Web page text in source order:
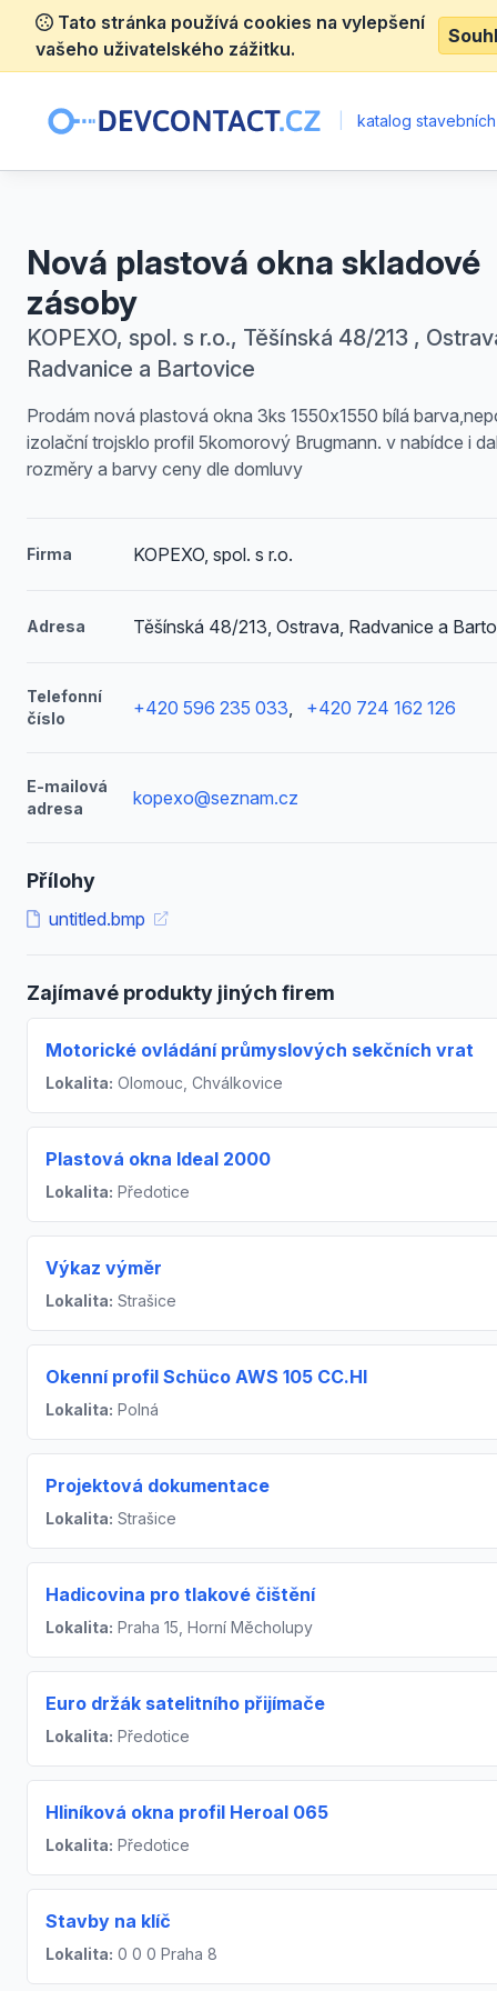
Tato stránka používá cookies na vylepšení
vašeho uživatelského zážitku.
katalog
Nová plastová okna skladové
zásoby
KOPEXO, spol. s r.o., Těšínská 48/213 ,
Radvanice a Bartovice
Prodám nová plastová okna 3ks 1550x1550 bílá
izolační trojsklo profil 5komorový Brugmann. v nabídce i
rozměry a barvy ceny dle domluvy
Firma KOPEXO, spol. s r.o.
Adresa Těšínská 48/213, Ostrava, Radvanice a
Telefonní
číslo
+420 596 235 033, +420 724 162 126
E-mailová
adresa
kopexo@seznam.cz
Přílohy
untitled.bmp
Zajímavé produkty jiných firem
Motorické ovládání průmyslových sekčních vrat
Lokalita: Olomouc, Chválkovice
Plastová okna Ideal 2000
Lokalita: Předotice
Výkaz výměr
Lokalita: Strašice
Okenní profil Schüco AWS 105 CC.HI
Lokalita: Polná
Projektová dokumentace
Lokalita: Strašice
Hadicovina pro tlakové čištění
Lokalita: Praha 15, Horní Měcholupy
Euro držák satelitního přijímače
Lokalita: Předotice
Hliníková okna profil Heroal 065
Lokalita: Předotice
Stavby na klíč
Lokalita: 0 0 0 Praha 8